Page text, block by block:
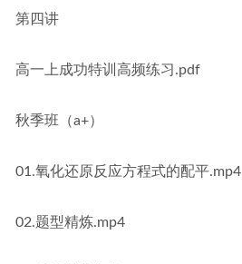
第四讲
高一上成功特训高频练习.pdf
秋季班（a+）
01.氧化还原反应方程式的配平.mp4
02.题型精炼.mp4